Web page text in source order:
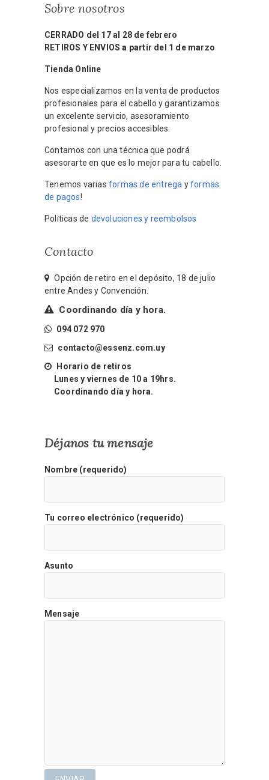
Sobre nosotros
CERRADO del 17 al 28 de febrero
RETIROS Y ENVIOS a partir del 1 de marzo
Tienda Online
Nos especializamos en la venta de productos
profesionales para el cabello y garantizamos
un excelente servicio, asesoramiento
profesional y precios accesibles.
Contamos con una técnica que podrá
asesorarte en que es lo mejor para tu cabello.
Tenemos varias formas de entrega yformas
de pagos!
Politicas de devoluciones y reembolsos
Contacto
Opción de retiro en el depósito, 18 de julio
entre Andes y Convención.
Coordinando día y hora.
094 072 970
contacto@essenz.com.uy
Horario de retiros
Lunes y viernes de 10 a 19hrs.
Coordinando día y hora.
Déjanos tu mensaje
Nombre (requerido)
Tu correo electrónico (requerido)
Asunto
Mensaje